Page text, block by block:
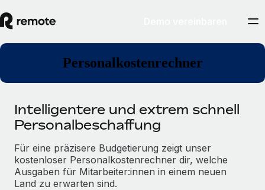
Personalkostenrechner
Intelligentere und extrem schnell
Personalbeschaffung
Für eine präzisere Budgetierung zeigt unser
kostenloser Personalkostenrechner dir, welche
Ausgaben für Mitarbeiter:innen in einem neuen
Land zu erwarten sind.